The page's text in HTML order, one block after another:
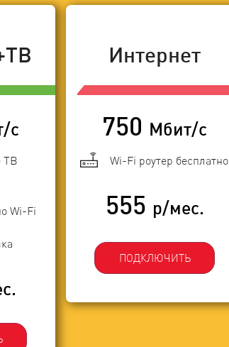
с
ТВ
Wi-Fi
Интернет
750 Мбит/с
Wi-Fi роутер бесплатно
555 р/мес.
ПОДКЛЮЧИТЬ